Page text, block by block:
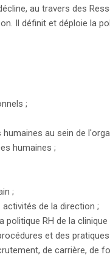
au travers des
Il définit et déploie la
;
au sein de
humaines ;
;
de la direction ;
RH de la clinique
et des
de carrière,